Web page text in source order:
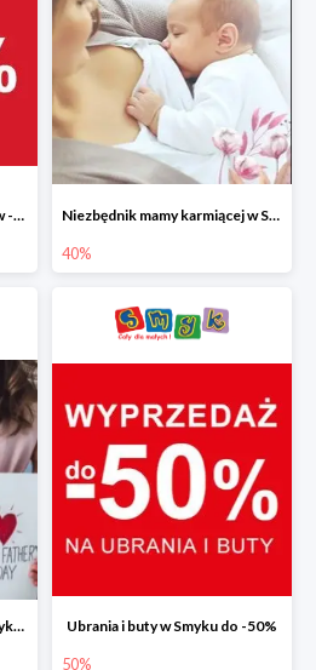
Cała wyprzedaż ubrań i butów -50% Niezbędnik mamy karmiącej w Smyku do -40%
40%
Prezenty na Dzień Ojca w Smyku do -40% Ubrania i buty w Smyku do -50%
50%